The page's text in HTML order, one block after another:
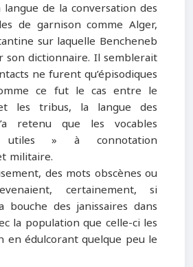
de la conversation des
de garnison comme Alger,
sur laquelle Bencheneb
son dictionnaire. Il semblerait
ne furent qu’épisodiques
ce fut le cas entre le
les tribus, la langue des
retenu que les vocables
utiles » à connotation
militaire.
des mots obscènes ou
certainement, si
bouche des janissaires dans
la population que celle-ci les
en édulcorant quelque peu le